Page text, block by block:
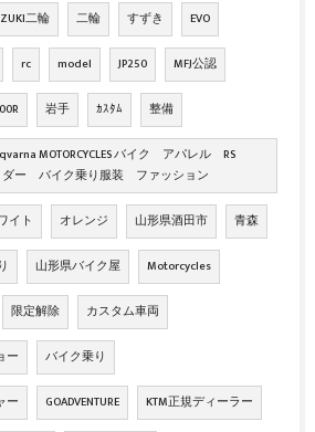
二輪 二輪 すずき EVO
rc model JP250 MFJ公認
岩手 ｶｽﾀﾑ 整備
MOTORCYCLES バイク アパレル RS
ー バイク乗り服装 ファッション
イト オレンジ 山形県酒田市 青森
山形県バイク屋 Motorcycles
限定解除 カスタム車両
ー バイク乗り
ー GOADVENTURE KTM正規ディーラー